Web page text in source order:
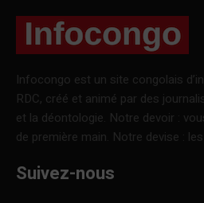
Infocongo est un site congolais
RDC, créé et animé par des
et la déontologie. Notre devoir :
de première main. Notre devise :
Suivez-nous